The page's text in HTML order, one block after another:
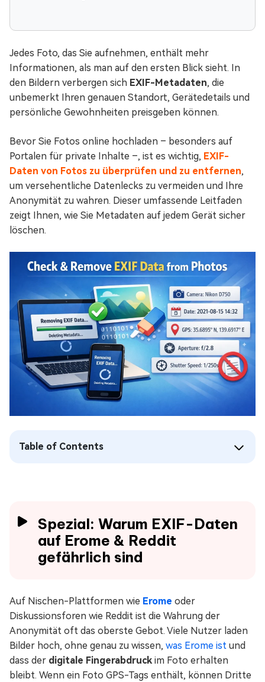
Jedes Foto, das Sie aufnehmen, enthält mehr
Informationen, als man auf den ersten Blick sieht. In
den Bildern verbergen sich EXIF-Metadaten, die
unbemerkt Ihren genauen Standort, Gerätedetails und
persönliche Gewohnheiten preisgeben können.
Bevor Sie Fotos online hochladen – besonders auf
Portalen für private Inhalte –, ist es wichtig, EXIF-
Daten von Fotos zu überprüfen und zu entfernen,
um versehentliche Datenlecks zu vermeiden und Ihre
Anonymität zu wahren. Dieser umfassende Leitfaden
zeigt Ihnen, wie Sie Metadaten auf jedem Gerät sicher
löschen.
Table of Contents
Spezial: Warum EXIF-Daten
auf Erome & Reddit
gefährlich sind
Auf Nischen-Plattformen wie Erome oder
Diskussionsforen wie Reddit ist die Wahrung der
Anonymität oft das oberste Gebot. Viele Nutzer laden
Bilder hoch, ohne genau zu wissen, was Erome ist und
dass der digitale Fingerabdruck im Foto erhalten
bleibt. Wenn ein Foto GPS-Tags enthält, können Dritte